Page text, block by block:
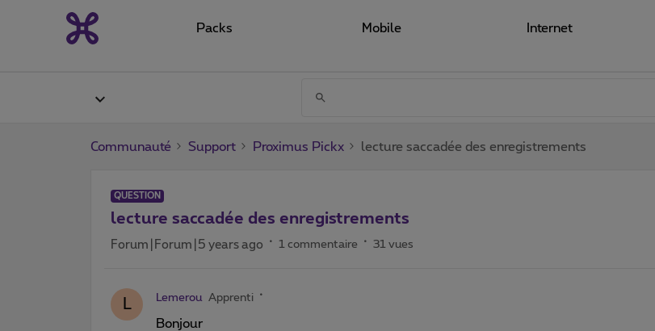
Packs Mobile Internet
Communauté Support Proximus Pickx lecture saccadée des enregistrements
QUESTION
lecture saccadée des enregistrements
Forum|Forum|5 years ago 1 commentaire 31 vues
L Lemerou Apprenti
Bonjour